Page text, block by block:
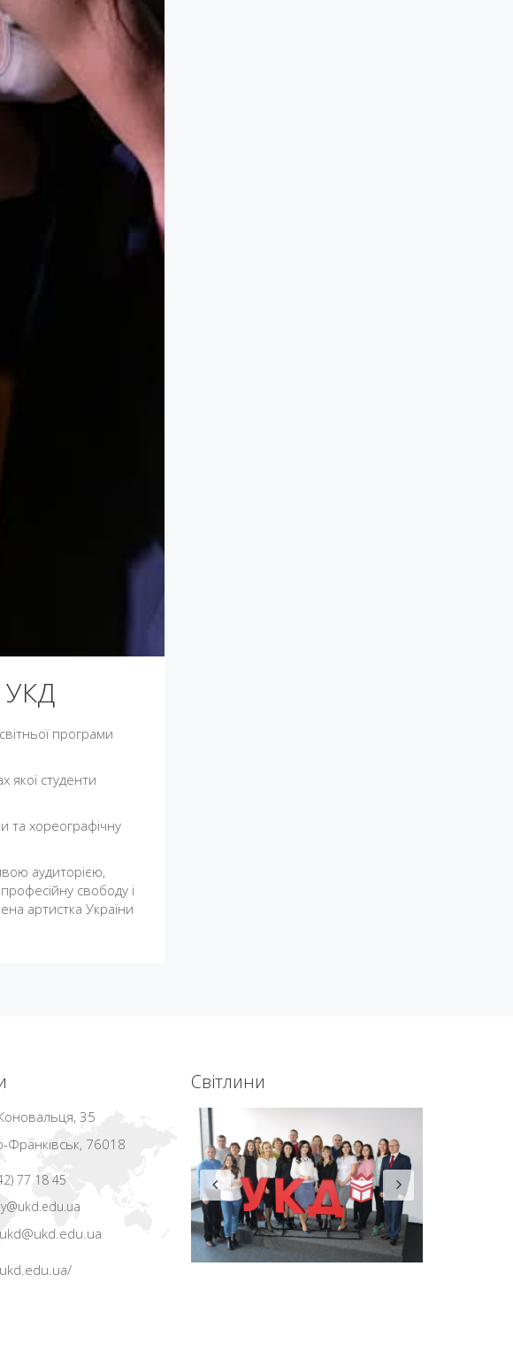
УКД
програми
якої студенти
та хореографічну
аудиторією,
свободу і
артистка України
35
Франківськ, 76018
77 18 45
Світлини